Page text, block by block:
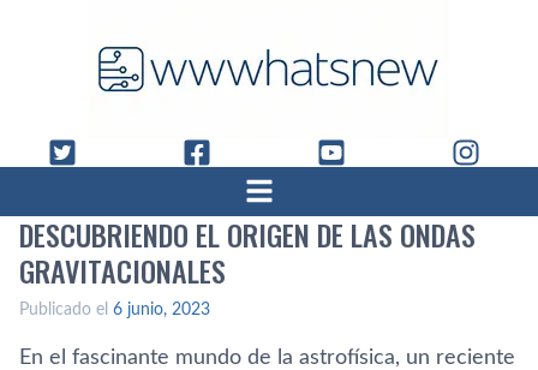
DESCUBRIENDO EL ORIGEN DE LAS ONDAS
GRAVITACIONALES
Publicado el 6 junio, 2023
En el fascinante mundo de la astrofísica, un reciente